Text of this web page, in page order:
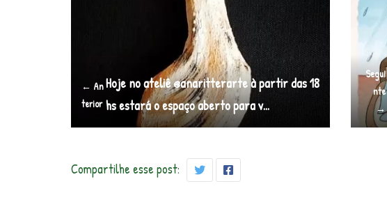
← An
terior
Hoje no ateliê @anaritterarte à partir das 18
hs estará o espaço aberto para v…
Segui
nte
→
Compartilhe esse post: